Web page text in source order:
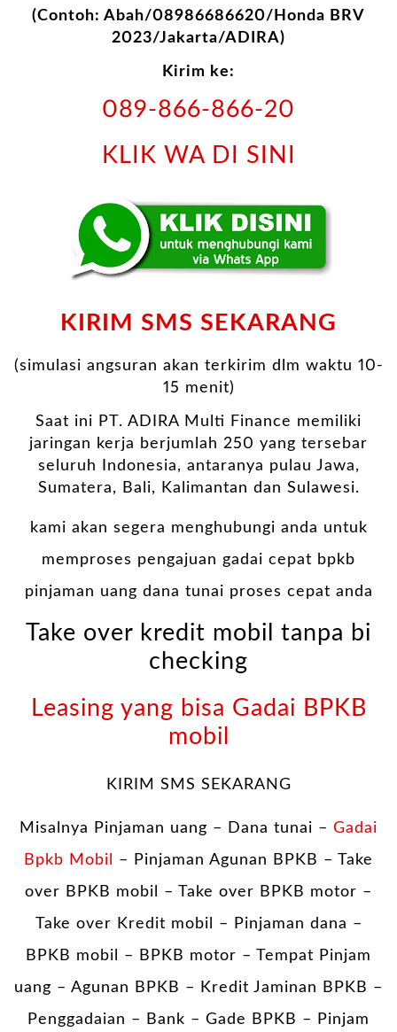
(Contoh: Abah/08986686620/Honda BRV
2023/Jakarta/ADIRA)
Kirim ke:
089-866-866-20
KLIK WA DI SINI
KIRIM SMS SEKARANG
(simulasi angsuran akan terkirim dlm waktu 10-
15 menit)
Saat ini PT. ADIRA Multi Finance memiliki
jaringan kerja berjumlah 250 yang tersebar
seluruh Indonesia, antaranya pulau Jawa,
Sumatera, Bali, Kalimantan dan Sulawesi.
kami akan segera menghubungi anda untuk
memproses pengajuan gadai cepat bpkb
pinjaman uang dana tunai proses cepat anda
Take over kredit mobil tanpa bi
checking
Leasing yang bisa Gadai BPKB
mobil
KIRIM SMS SEKARANG
Misalnya Pinjaman uang – Dana tunai – Gadai
Bpkb Mobil
– Pinjaman Agunan BPKB – Take
over BPKB mobil – Take over BPKB motor –
Take over Kredit mobil – Pinjaman dana –
BPKB mobil – BPKB motor – Tempat Pinjam
uang – Agunan BPKB – Kredit Jaminan BPKB –
Penggadaian – Bank – Gade BPKB – Pinjam